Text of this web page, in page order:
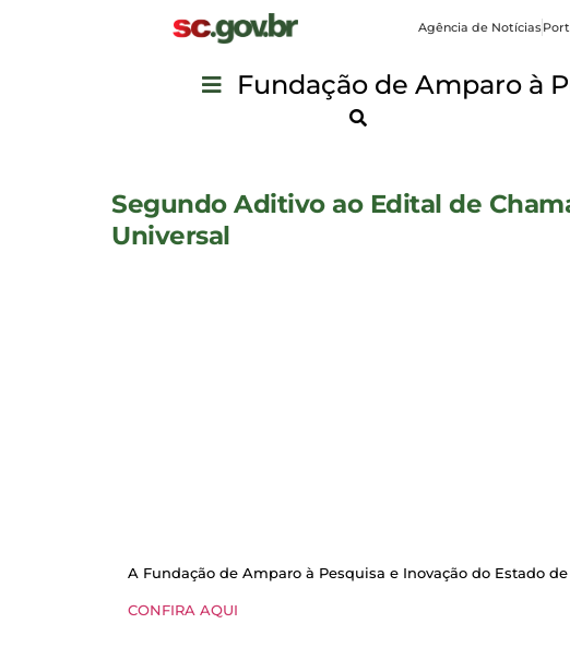
Agência de Notícias
Fundação de Amparo à
Segundo Aditivo ao Edital de
Universal
A Fundação de Amparo à Pesquisa e Inovação do Estado
CONFIRA AQUI